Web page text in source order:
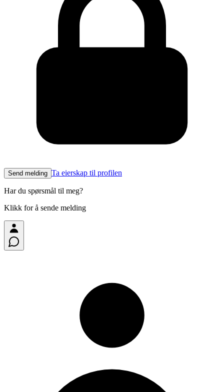
Send melding Ta eierskap til profilen
Har du spørsmål til meg?
Klikk for å sende melding